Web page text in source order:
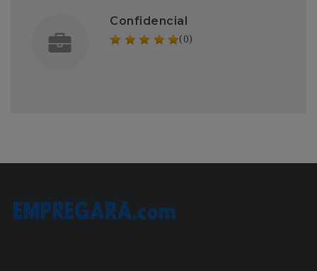
Confidencial
(0)